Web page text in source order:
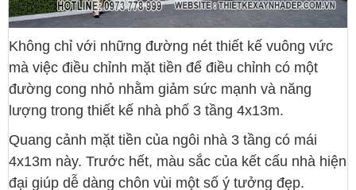
Không chỉ với những đường nét thiết kế vuông vức
mà việc điều chỉnh mặt tiền để điều chỉnh có một
đường cong nhỏ nhằm giảm sức mạnh và năng
lượng trong thiết kế nhà phố 3 tầng 4x13m.
Quang cảnh mặt tiền của ngôi nhà 3 tầng có mái
4x13m này. Trước hết, màu sắc của kết cấu nhà hiện
đại giúp dễ dàng chôn vùi một số ý tưởng đẹp.